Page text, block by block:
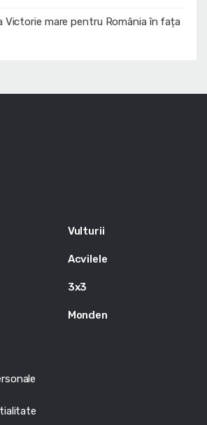
Victorie mare pentru România în fața
Vulturii
Acvilele
3x3
Monden